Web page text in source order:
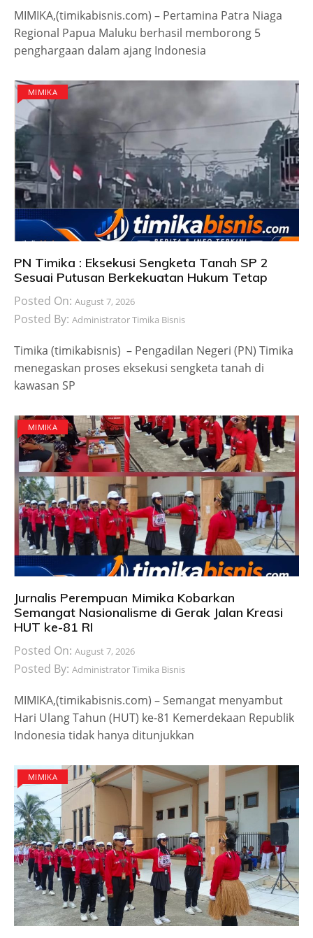
MIMIKA,(timikabisnis.com) – Pertamina Patra Niaga
Regional Papua Maluku berhasil memborong 5
penghargaan dalam ajang Indonesia
MIMIKA
PN Timika : Eksekusi Sengketa Tanah SP 2
Sesuai Putusan Berkekuatan Hukum Tetap
Posted On: August 7, 2026
Posted By: Administrator Timika Bisnis
Timika (timikabisnis) – Pengadilan Negeri (PN) Timika
menegaskan proses eksekusi sengketa tanah di
kawasan SP
MIMIKA
Jurnalis Perempuan Mimika Kobarkan
Semangat Nasionalisme di Gerak Jalan Kreasi
HUT ke-81 RI
Posted On: August 7, 2026
Posted By: Administrator Timika Bisnis
MIMIKA,(timikabisnis.com) – Semangat menyambut
Hari Ulang Tahun (HUT) ke-81 Kemerdekaan Republik
Indonesia tidak hanya ditunjukkan
MIMIKA